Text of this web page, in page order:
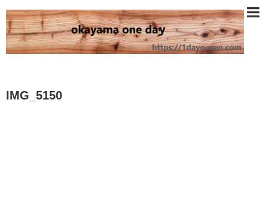
IMG_5150